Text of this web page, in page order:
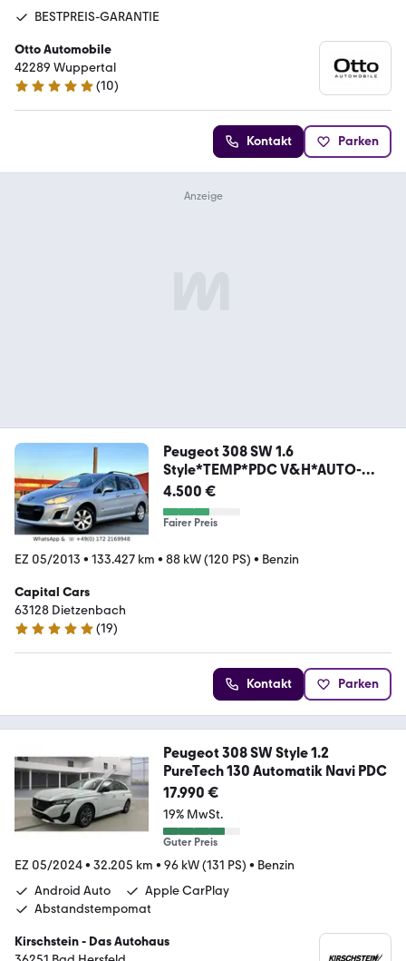
BESTPREIS-GARANTIE
Otto Automobile
42289 Wuppertal
5 Sterne
(10)
Kontakt Parken
Peugeot 308 SW 1.6
Style*TEMP*PDC V&H*AUTO-
KLIMA*LED*
4.500 €
Fairer Preis
EZ 05/2013 • 133.427 km • 88 kW (120 PS) • Benzin
Capital Cars
63128 Dietzenbach
4.9 Sterne
(19)
Kontakt Parken
Peugeot 308 SW Style 1.2
PureTech 130 Automatik Navi PDC
17.990 €
19% MwSt.
Guter Preis
EZ 05/2024• 32.205 km • 96 kW (131 PS) • Benzin
Android Auto
Apple CarPlay
Abstandstempomat
Kirschstein - Das Autohaus